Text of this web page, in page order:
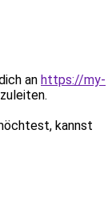
an https://my-
kannst